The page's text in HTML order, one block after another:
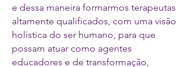
e dessa maneira formarmos terapeutas
altamente qualificados, com uma visão
holística do ser humano, para que
possam atuar como agentes
educadores e de transformação,